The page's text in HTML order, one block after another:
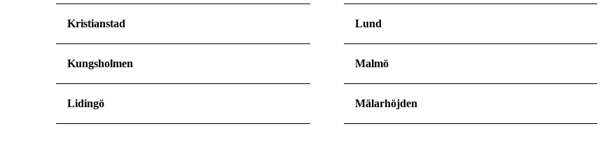
Kristianstad
Kungsholmen
Lidingö
Lund
Malmö
Mälarhöjden